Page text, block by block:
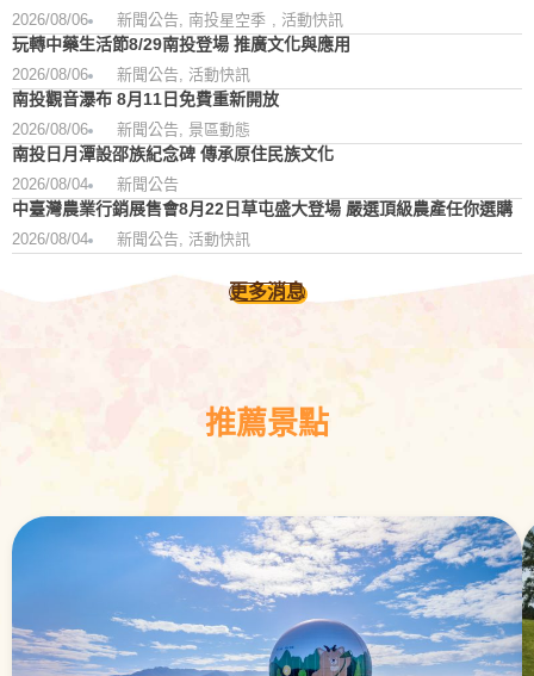
2026/08/06 新聞公告, 南投星空季 , 活動快訊
玩轉中藥生活節8/29南投登場 推廣文化與應用
2026/08/06 新聞公告, 活動快訊
南投觀音瀑布 8月11日免費重新開放
2026/08/06 新聞公告, 景區動態
南投日月潭設邵族紀念碑 傳承原住民族文化
2026/08/04 新聞公告
中臺灣農業行銷展售會8月22日草屯盛大登場 嚴選頂級農產任你選購
2026/08/04 新聞公告, 活動快訊
更多消息
推薦景點